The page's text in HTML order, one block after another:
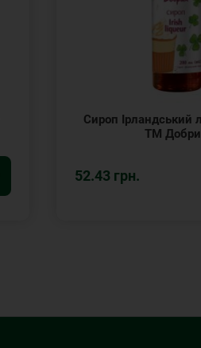
Сироп Ірландський
ТМ
52.43 грн.